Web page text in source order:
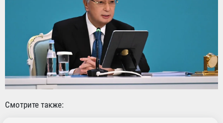
Смотрите также: